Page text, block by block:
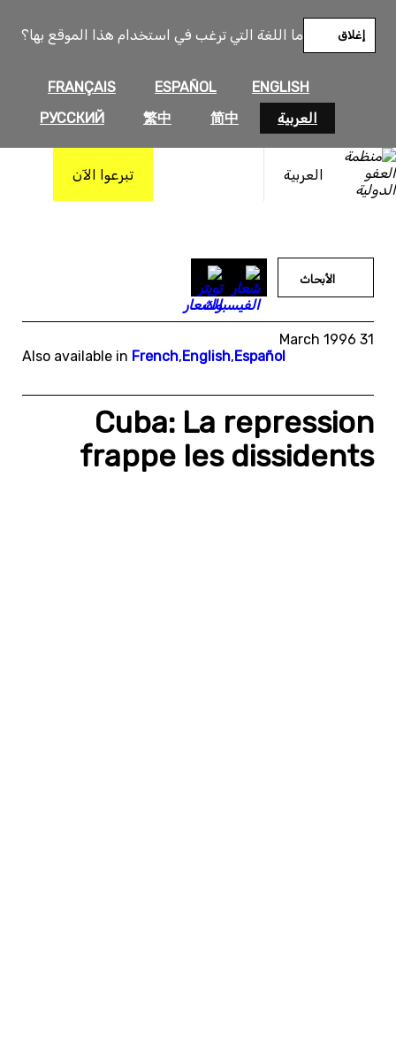
ما اللغة التي ترغب في استخدام هذا الموقع بها؟
ENGLISH
ESPAÑOL
FRANÇAIS
العربية
简中
繁中
РУССКИЙ
إغلاق
العربية تبرعوا الآن
المحتوى
الأبحاث
31 March 1996
Also available in French,English,Español
Cuba: La repression
frappe les dissidents